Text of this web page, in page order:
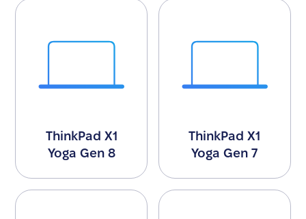
ThinkPad X1
Yoga Gen 8
ThinkPad X1
Yoga Gen 7